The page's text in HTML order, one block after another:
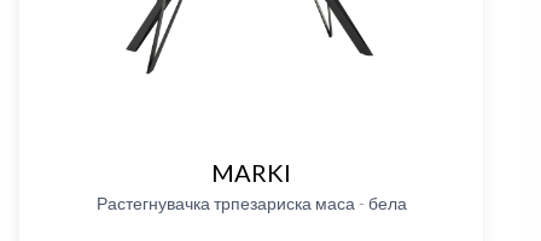
MARKI
Растегнувачка трпезариска маса - бела